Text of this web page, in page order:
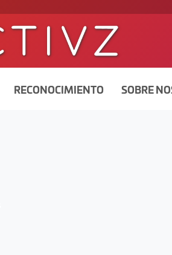
RECONOCIMIENTO SOBRE